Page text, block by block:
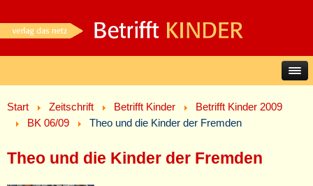
Start Zeitschrift Betrifft Kinder
Betrifft Kinder 2009
BK 06/09
Theo und die Kinder der Fremden
Theo und die Kinder der Fremden